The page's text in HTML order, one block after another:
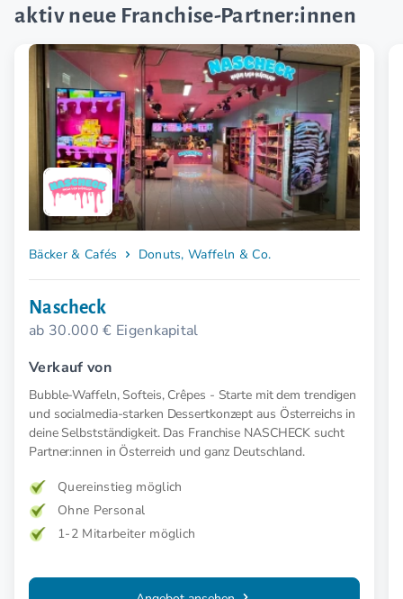
aktiv neue Franchise-Partner:innen
Bäcker & Cafés Donuts, Waffeln & Co.
Nascheck
ab 30.000 € Eigenkapital
Verkauf von
Bubble-Waffeln, Softeis, Crêpes - Starte mit dem trendigen
und socialmedia-starken Dessertkonzept aus Österreichs in
deine Selbstständigkeit. Das Franchise NASCHECK sucht
Partner:innen in Österreich und ganz Deutschland.
Quereinstieg möglich
Ohne Personal
1-2 Mitarbeiter möglich